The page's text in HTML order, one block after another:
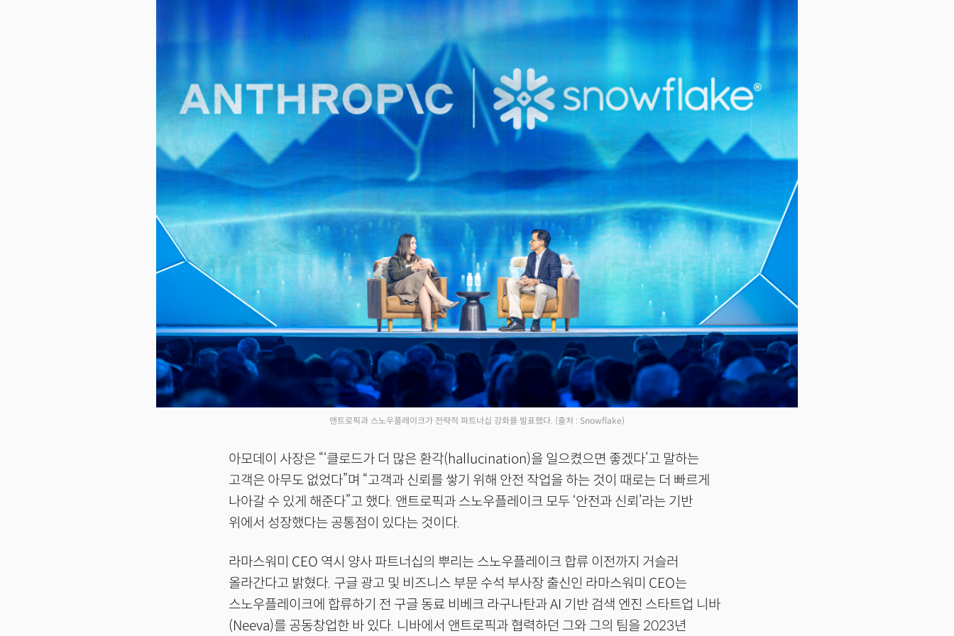
앤트로픽과 스노우플레이크가 전략적 파트너십 강화를 발표했다. (출처 : Snowflake)
아모데이 사장은 “‘클로드가 더 많은 환각(hallucination)을 일으켰으면 좋겠다’고 말하는
고객은 아무도 없었다”며 “고객과 신뢰를 쌓기 위해 안전 작업을 하는 것이 때로는 더 빠르게
나아갈 수 있게 해준다”고 했다. 앤트로픽과 스노우플레이크 모두 ‘안전과 신뢰’라는 기반
위에서 성장했다는 공통점이 있다는 것이다.
라마스워미 CEO 역시 양사 파트너십의 뿌리는 스노우플레이크 합류 이전까지 거슬러
올라간다고 밝혔다. 구글 광고 및 비즈니스 부문 수석 부사장 출신인 라마스워미 CEO는
스노우플레이크에 합류하기 전 구글 동료 비베크 라구나탄과 AI 기반 검색 엔진 스타트업 니바
(Neeva)를 공동창업한 바 있다. 니바에서 앤트로픽과 협력하던 그와 그의 팀을 2023년